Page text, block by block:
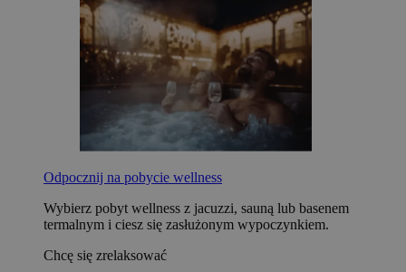
Odpocznij na pobycie wellness
Wybierz pobyt wellness z jacuzzi, sauną lub basenem
termalnym i ciesz się zasłużonym wypoczynkiem.
Chcę się zrelaksować